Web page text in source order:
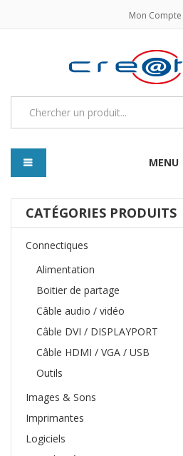
Mon Compte
MENU
CATÉGORIES PRODUITS
Connectiques
Alimentation
Boitier de partage
Câble audio / vidéo
Câble DVI / DISPLAYPORT
Câble HDMI / VGA / USB
Outils
Images & Sons
Imprimantes
Logiciels